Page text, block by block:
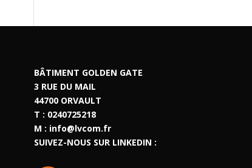
BÂTIMENT GOLDEN GATE
3 RUE DU MAIL
44700 ORVAULT
T : 0240725218
M : info@lvcom.fr
SUIVEZ-NOUS SUR LINKEDIN :